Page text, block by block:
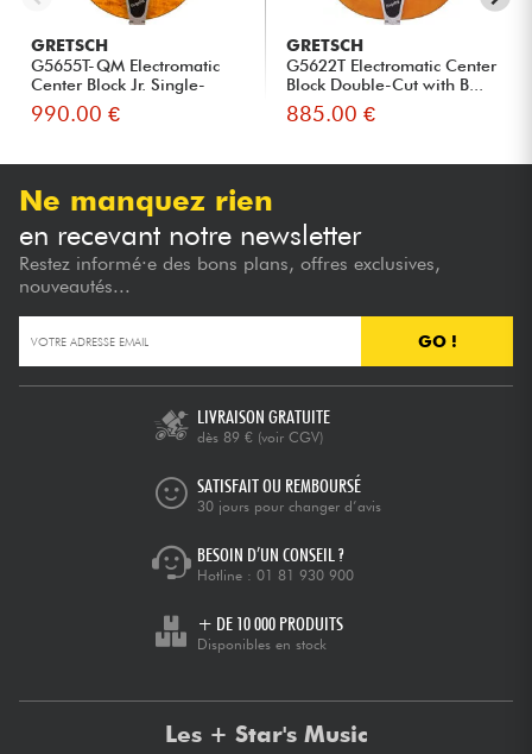
GRETSCH
G5655T-QM Electromatic
Center Block Jr. Single-
Cut...
990.00 €
GRETSCH
G5622T Electromatic Center
Block Double-Cut with B...
885.00 €
Ne manquez rien
en recevant notre newsletter
Restez informé·e des bons plans, offres exclusives,
nouveautés...
GO !
LIVRAISON GRATUITE
dès 89 € (voir CGV)
SATISFAIT OU REMBOURSÉ
30 jours pour changer d’avis
BESOIN D’UN CONSEIL ?
Hotline : 01 81 930 900
+ DE 10 000 PRODUITS
Disponibles en stock
Les + Star's Music